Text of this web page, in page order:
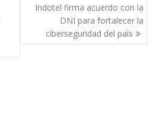
Indotel firma acuerdo con la
DNI para fortalecer la
ciberseguridad del país